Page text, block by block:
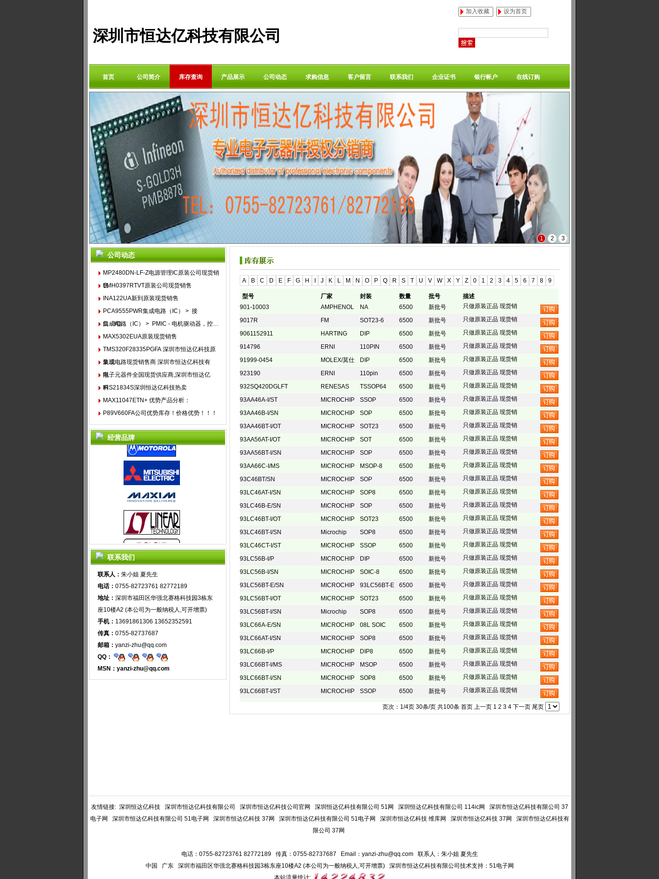
深圳市恒达亿科技有限公司
加入收藏 设为首页
首页 公司简介 库存查询 产品展示 公司动态 求购信息 客户留言 联系我们 企业证书 银行帐户 在线订购
1 2 3
A B C D E F G H J K L M N O P Q R S T U V W X Y Z 0 1 2 3 4 5 6 7 8 9
型号 厂家 封装 数量 批号
描述
901-10003
AMPHENOL NA 6500 新批号 只做原装正品 现货销
9017R FM SOT23-6 6500 新批号 只做原装正品 现货销
9061152911 HARTING DIP 6500 新批号 只做原装正品 现货销
914796 ERNI 110PIN 6500 新批号 只做原装正品 现货销
91999-0454 MOLEX/莫仕 DIP 6500 新批号 只做原装正品 现货销
923190 ERNI 110pin 6500 新批号 只做原装正品 现货销
932SQ420DGLFT RENESAS TSSOP64 6500 新批号 只做原装正品 现货销
93AA46A-I/ST MICROCHIP SSOP 6500 新批号 只做原装正品 现货销
93AA46B-I/SN MICROCHIP SOP 6500 新批号 只做原装正品 现货销
93AA46BT-I/OT MICROCHIP SOT23 6500 新批号 只做原装正品 现货销
93AA56AT-I/OT MICROCHIP SOT 6500 新批号 只做原装正品 现货销
93AA56BT-I/SN MICROCHIP SOP 6500 新批号 只做原装正品 现货销
93AA66C-I/MS MICROCHIP MSOP-8 6500 新批号 只做原装正品 现货销
93C46BT/SN MICROCHIP SOP 6500 新批号 只做原装正品 现货销
93LC46AT-I/SN MICROCHIP SOP8 6500 新批号 只做原装正品 现货销
93LC46B-E/SN MICROCHIP SOP 6500 新批号 只做原装正品 现货销
93LC46BT-I/OT MICROCHIP SOT23 6500 新批号 只做原装正品 现货销
93LC46BT-I/SN Microchip SOP8 6500 新批号 只做原装正品 现货销
93LC46CT-I/ST MICROCHIP SSOP 6500 新批号 只做原装正品 现货销
93LC56B-I/P MICROCHIP DIP 6500 新批号 只做原装正品 现货销
93LC56B-I/SN MICROCHIP SOIC-8 6500 新批号 只做原装正品 现货销
93LC56BT-E/SN MICROCHIP 93LC56BT-E 6500 新批号 只做原装正品 现货销
93LC56BT-I/OT MICROCHIP SOT23 6500 新批号 只做原装正品 现货销
93LC56BT-I/SN Microchip SOP8 6500 新批号 只做原装正品 现货销
93LC66A-E/SN MICROCHIP 08L SOIC 6500 新批号 只做原装正品 现货销
93LC66AT-I/SN MICROCHIP SOP8 6500 新批号 只做原装正品 现货销
93LC66B-I/P MICROCHIP DIP8 6500 新批号 只做原装正品 现货销
93LC66BT-I/MS MICROCHIP MSOP 6500 新批号 只做原装正品 现货销
93LC66BT-I/SN MICROCHIP SOP8 6500 新批号 只做原装正品 现货销
93LC66BT-I/ST MICROCHIP SSOP 6500 新批号 只做原装正品 现货销
页次： 1/4页 30条/页 共100条 首页 上一页 1 2 3 4 下一页 尾页
公司动态
MP2480DN-LF-Z电源管理IC原装公司现货销
售
LMH0397RTVT原装公司现货销售
INA122UA新到原装现货销售
PCA9555PWR集成电路（IC） > 接
口 - I/O…
集成电路（IC） > PMIC - 电机驱动器，控…
MAX5302EUA原装现货销售
TMS320F28335PGFA 深圳市恒达亿科技原
装现…
集成电路现货销售商 深圳市恒达亿科技有
限…
电子元器件全国现货供应商,深圳市恒达亿
科…
IRS21834S深圳恒达亿科技热卖
MAX11047ETN+ 优势产品分析：
P89V660FA公司优势库存！价格优势！！！
1
经营品牌
联系我们
联系人： 朱小姐 夏先生
电话： 0755-82723761 82772189
地址： 深圳市福田区华强北赛格科技园3栋东
座10楼A2 (本公司为一般纳税人,可开增票)
手机： 13691861306 13652352591
传真： 0755-82737687
邮箱： yanzi-zhu@qq.com
QQ：
MSN：yanzi-zhu@qq.com
友情链接: 深圳恒达亿科技 深圳市恒达亿科技有限公司 深圳市恒达亿科技公司官网 深圳恒达亿科技有限公司 51网 深圳恒达亿科技有限公司 114ic网
深圳市恒达亿科技有限公司 37
电子网
深圳市恒达亿科技有限公司 51电子网 深圳市恒达亿科技 37网 深圳市恒达亿科技有限公司 51电子网 深圳市恒达亿科技 维库网 深圳市恒达亿科技 37网
深圳市恒达亿科技有
限公司 37网
电话：0755-82723761 82772189 传真：0755-82737687 Email： yanzi-zhu@qq.com联系人：朱小姐 夏先生
中国 广东 深圳市福田区华强北赛格科技园3栋东座10楼A2 (本公司为一般纳税人,可开增票) 深圳市恒达亿科技有限公司 技术支持： 51电子网
本站流量统计: